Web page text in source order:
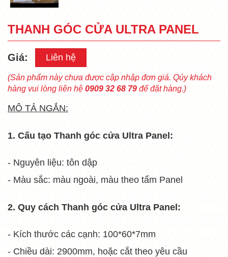
THANH GÓC CỬA ULTRA PANEL
Giá: Liên hệ
(Sản phẩm này chưa được cập nhập đơn giá. Qúy khách
hàng vui lòng liên hệ 0909 32 68 79 để đặt hàng.)
MÔ TẢ NGẮN:
1. Cấu tạo Thanh góc cửa Ultra Panel:
- Nguyên liệu: tôn dập
- Màu sắc: màu ngoài, màu theo tấm Panel
2. Quy cách Thanh góc cửa Ultra Panel:
- Kích thước các cạnh: 100*60*7mm
- Chiều dài: 2900mm, hoặc cắt theo yêu cầu